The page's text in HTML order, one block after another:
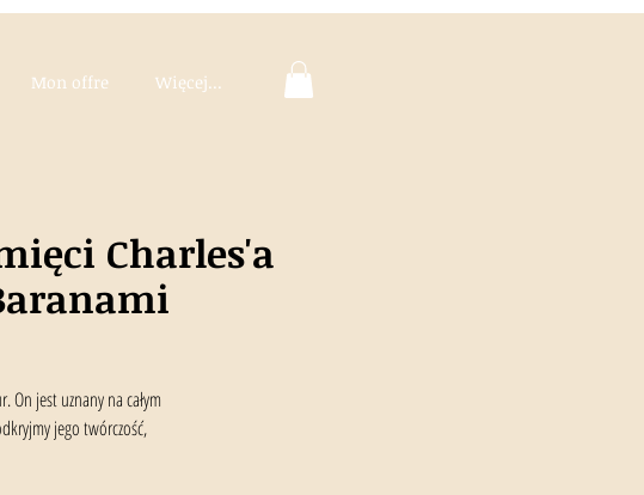
Mon offre Więcej...
Charles'a
On jest uznany na całym
jego twórczość,